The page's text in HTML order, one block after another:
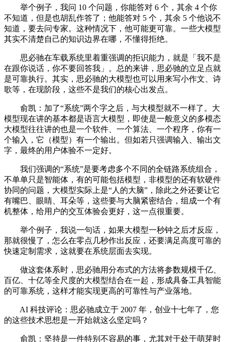
举个例子，我问 10 个问题，你能答对 6 个，其余 4 个你
不知道，但是也胡乱作答了；他能答对 5 个，其余 5 个他说不
知道，要去问专家。这种情况下，他可能更可靠。一些大模型
其实不清楚自己的知识边界在哪，不懂得拒绝。
思必驰在车载系统里着重强调的拒识能力，就是「我不是
在跟你说话，你不要回答我」。总的来讲，思必驰的立足点就
是可靠执行。其实，思必驰的大模型也可以用来写小作文、诗
歌等，在现阶段，这些不是我们的核心出发点。
俞凯：加了“系统”两个字之后，与大模型就不一样了。大
模型现在讲的基本都是语言大模型，即使是一般意义的多模态
大模型往往讲的也是一个软件、一个算法、一个程序，你有一
个输入，它（模型）有一个输出。但如若只强调输入、输出文
字，最终的用户体验不一定好。
我们强调的“系统”是要考虑多个不同的全链路系统组合，
不单单只是智能体，有的可能包括模型，非模型的还有软硬件
协同的问题，大模型实际上是“人的大脑”，除此之外还要让它
有嘴巴、眼睛、耳朵等，这些要与大脑紧密结合，组成一个有
机整体，给用户的交互体验会更好，这一点很重要。
举个例子，我说一句话，如果大模型一秒钟之后才反应，
那就很慢了，怎么在零点几秒作出反应，还要满足高度可靠的
快速定制需求，这就要在系统层面去实现。
做这套体系时，思必驰用分布式的方法将参数规模千亿、
百亿、十亿等全尺度的大模型结合在一起，形成具备工具智能
的可靠系统，这样才能实现更高的可靠性与产业落地。
AI 科技评论：思必驰成立于 2007 年，创业十七年了，您
的这些技术思想是一开始就这么坚定吗？
俞凯：坚持是一件特别不容易的事，尤其对于处于萌芽时